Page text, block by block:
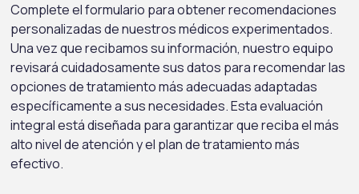
Complete el formulario para obtener recomendaciones
personalizadas de nuestros médicos experimentados.
Una vez que recibamos su información, nuestro equipo
revisará cuidadosamente sus datos para recomendar las
opciones de tratamiento más adecuadas adaptadas
específicamente a sus necesidades. Esta evaluación
integral está diseñada para garantizar que reciba el más
alto nivel de atención y el plan de tratamiento más
efectivo.